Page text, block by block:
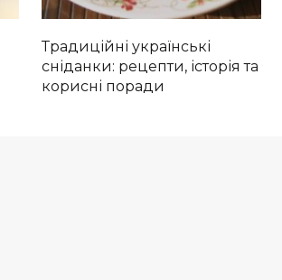
Традиційні українські
сніданки: рецепти, історія та
корисні поради